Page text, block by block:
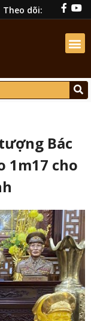
Theo dõi:
Bác
1m17 cho